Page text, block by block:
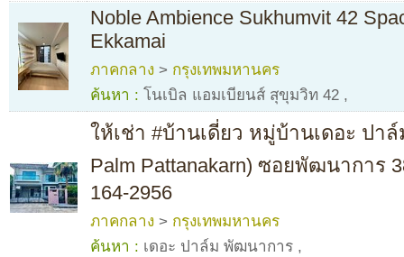
Noble Ambience Sukhumvit 42
Ekkamai
ภาคกลาง > กรุงเทพมหานคร
ค้นหา : โนเบิล แอมเบียนส์ สุขุมวิท 42 ,
ให้เช่า #บ้านเดี่ยว หมู่บ้านเดอะ ปา
Palm Pattanakarn) ซอยพัฒนาการ
164-2956
ภาคกลาง > กรุงเทพมหานคร
ค้นหา : เดอะ ปาล์ม พัฒนาการ ,